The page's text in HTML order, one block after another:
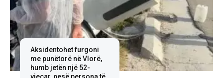
Aksidentohet furgoni
me punëtorë në Vlorë,
humb jetën një 52-